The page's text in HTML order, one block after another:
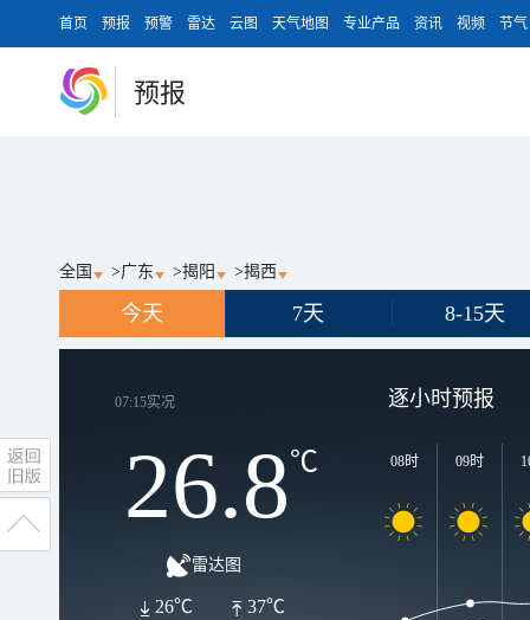
首页 预报 预警 雷达 云图 天气地图 专业产品 资讯 视频 节气
预报
全国 >广东 >揭阳 >揭西
今天 7天 8-15天
07:15实况
26.8℃
雷达图
37℃
26℃
逐小时预报
08时 09时